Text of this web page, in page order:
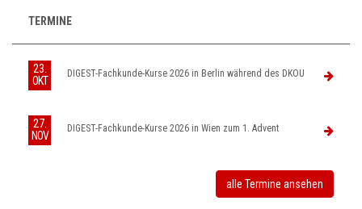
TERMINE
23.
OKT
DIGEST-Fachkunde-Kurse 2026 in Berlin während des DKOU
27.
NOV
DIGEST-Fachkunde-Kurse 2026 in Wien zum 1. Advent
alle Termine ansehen